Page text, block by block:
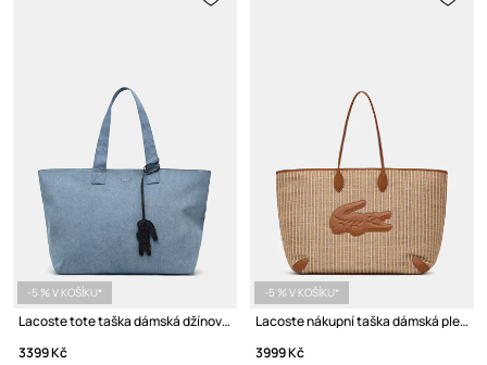
-5 % V KOŠÍKU*
Lacoste tote taška dámská džínová
3399 Kč
-5 % V KOŠÍKU*
Lacoste nákupní taška dámská pletená
3999 Kč